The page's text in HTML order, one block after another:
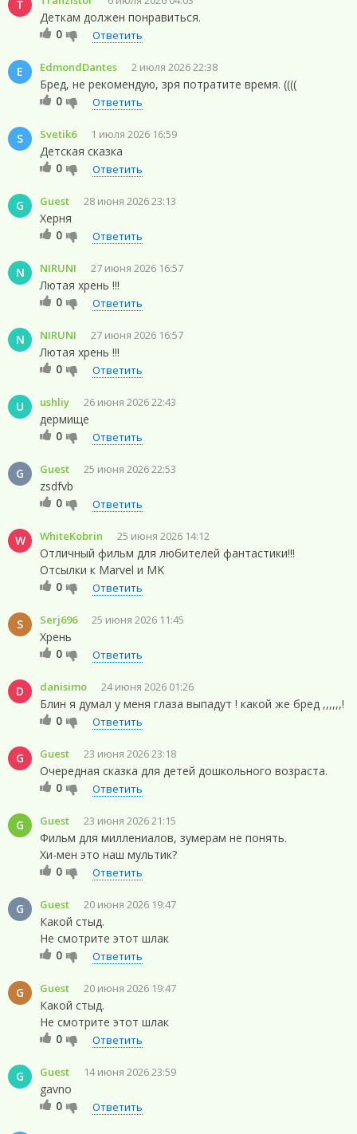
T
Деткам должен понравиться.
0
Ответить
E EdmondDantes 2 июля 2026 22:38
Бред, не рекомендую, зря потратите время. ((((
0
Ответить
S Svetik6 1 июля 2026 16:59
Детская сказка
0
Ответить
G Guest 28 июня 2026 23:13
Херня
0
Ответить
N NIRUNI 27 июня 2026 16:57
Лютая хрень !!!
0
Ответить
N NIRUNI 27 июня 2026 16:57
Лютая хрень !!!
0
Ответить
U ushliy 26 июня 2026 22:43
дермище
0
Ответить
G Guest 25 июня 2026 22:53
zsdfvb
0
Ответить
W WhiteKobrin 25 июня 2026 14:12
Отличный фильм для любителей фантастики!!!
Отсылки к Marvel и MK
0
Ответить
S Serj696 25 июня 2026 11:45
Хрень
0
Ответить
D danisimo 24 июня 2026 01:26
Блин я думал у меня глаза выпадут ! какой же бред ,,,,,,!
0
Ответить
G Guest 23 июня 2026 23:18
Очередная сказка для детей дошкольного возраста.
0
Ответить
G Guest 23 июня 2026 21:15
Фильм для миллениалов, зумерам не понять.
Хи-мен это наш мультик?
0
Ответить
G Guest 20 июня 2026 19:47
Какой стыд.
Не смотрите этот шлак
0
Ответить
G Guest 20 июня 2026 19:47
Какой стыд.
Не смотрите этот шлак
0
Ответить
G Guest 14 июня 2026 23:59
gavno
0
Ответить